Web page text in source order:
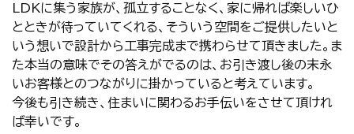
LDKに集う家族が、孤立することなく、家に帰れば楽しいひ
とときが待っていてくれる、そういう空間をご提供したいと
いう想いで設計から工事完成まで携わらせて頂きました。ま
た本当の意味でその答えがでるのは、お引き渡し後の末永
いお客様とのつながりに掛かっていると考えています。
今後も引き続き、住まいに関わるお手伝いをさせて頂けれ
ば幸いです。